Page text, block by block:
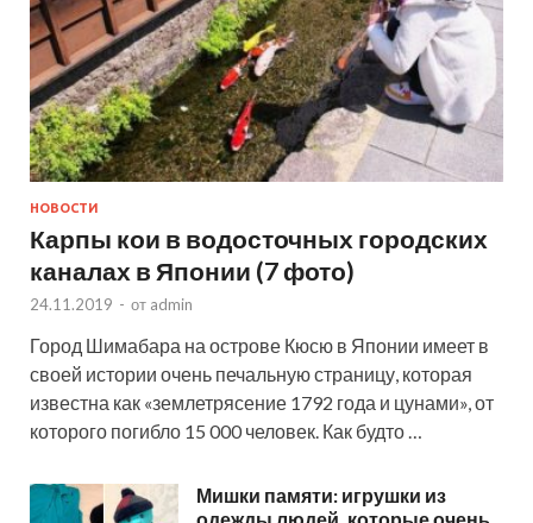
НОВОСТИ
Карпы кои в водосточных городских
каналах в Японии (7 фото)
24.11.2019 - от admin
Город Шимабара на острове Кюсю в Японии имеет в
своей истории очень печальную страницу, которая
известна как «землетрясение 1792 года и цунами», от
которого погибло 15 000 человек. Как будто …
Мишки памяти: игрушки из